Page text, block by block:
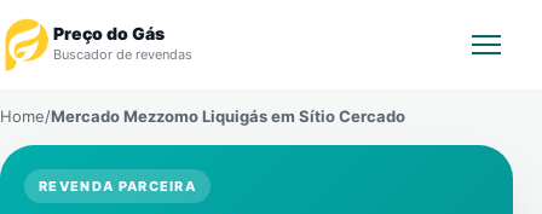
Preço do Gás
Buscador de revendas
Revendedor
Home/Mercado Mezzomo Liquigás em Sítio Cercado
REVENDA PARCEIRA